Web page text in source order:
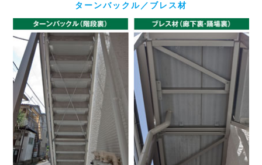
ターンバックル／ブレス材